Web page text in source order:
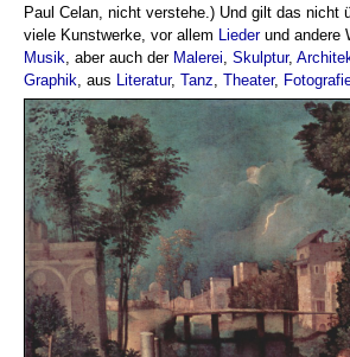
Paul Celan, nicht verstehe.) Und gilt das nicht
viele Kunstwerke, vor allem
Liederund andere
Musik , aber auch der Malerei Skulptur,
Graphik , aus Literatur, Tanz Theater,